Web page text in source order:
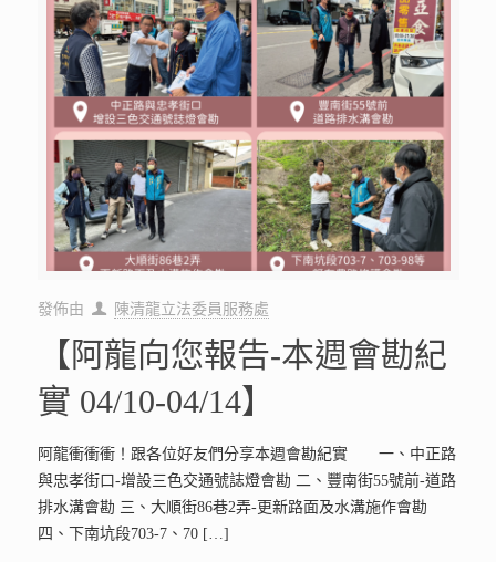
發佈由 陳清龍立法委員服務處
【阿龍向您報告-本週會勘紀
實 04/10-04/14】
阿龍衝衝衝！跟各位好友們分享本週會勘紀實 一、中正路
與忠孝街口-增設三色交通號誌燈會勘 二、豐南街55號前-道路
排水溝會勘 三、大順街86巷2弄-更新路面及水溝施作會勘
四、下南坑段703-7、70[…]